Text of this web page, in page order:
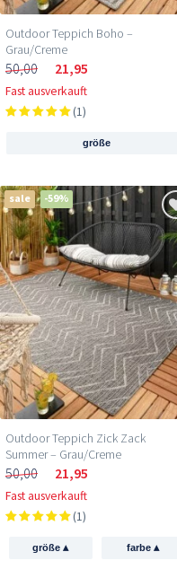
Outdoor Teppich Boho –
Grau/Creme
50,00 21,95
Fast ausverkauft
(1)
größe
sale -59%
Outdoor Teppich Zick Zack
Summer – Grau/Creme
50,00 21,95
Fast ausverkauft
(1)
größe▴ farbe ▴